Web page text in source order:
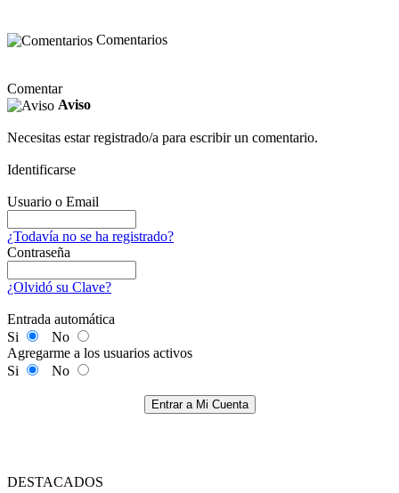
Comentarios
Comentar
Aviso
Necesitas estar registrado/a para escribir un comentario.
Identificarse
Usuario o Email
¿Todavía no se ha registrado?
Contraseña
¿Olvidó su Clave?
Entrada automática
Si
No
Agregarme a los usuarios activos
Si
No
Entrar a Mi Cuenta
DESTACADOS